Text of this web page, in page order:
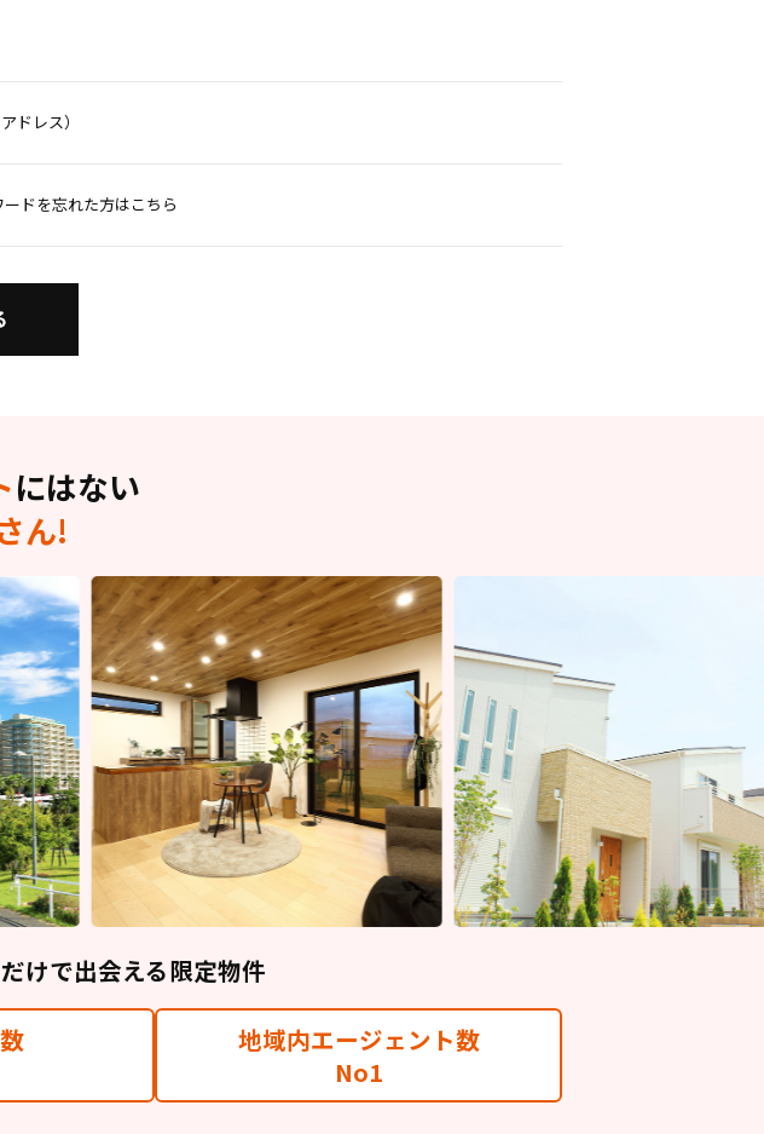
ドレス）
ドを忘れた方はこちら
にはない
ん!
けで出会える限定物件
地域内エージェント数
No1